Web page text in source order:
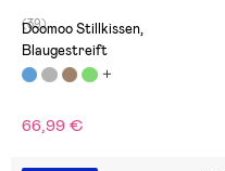
(39)
Doomoo Stillkissen,
Blaugestreift
66,99 €